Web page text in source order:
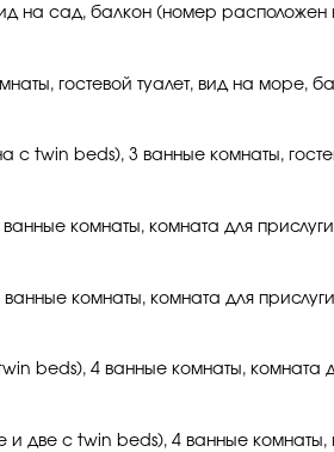
на сад, балкон (номер расположен
гостевой туалет, вид на море,
с twin beds), 3 ванные комнаты,
комнаты, комната для
комнаты, комната для
beds), 4 ванные комнаты, комната
и две с twin beds), 4 ванные комнаты,